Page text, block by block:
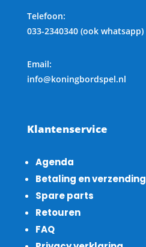
Telefoon:
033-2340340 (ook whatsapp)
Email:
info@koningbordspel.nl
Klantenservice
Agenda
Betaling en verzending
Spare parts
Retouren
FAQ